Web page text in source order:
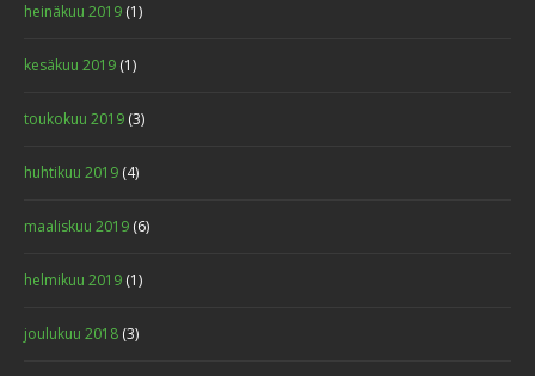
heinäkuu 2019 (1)
kesäkuu 2019 (1)
toukokuu 2019 (3)
huhtikuu 2019 (4)
maaliskuu 2019 (6)
helmikuu 2019 (1)
joulukuu 2018 (3)